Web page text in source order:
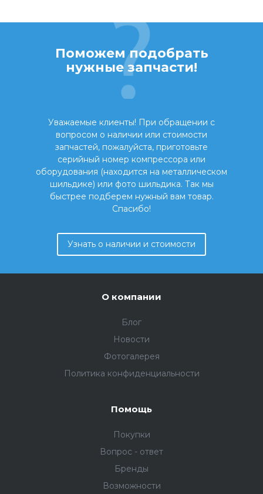
Поможем подобрать
нужные запчасти!
Уважаемые клиенты! При обращении с
вопросом о наличии или стоимости
запчастей, пожалуйста, приготовьте
серийный номер компрессора или
оборудования (находится на металлическом
шильдике) или фото шильдика. Так мы
быстрее подберем нужный вам товар.
Спасибо!
Узнать о наличии и стоимости
О компании
Блог
Новости
Фотогалерея
Политика конфиденциальности
Помощь
Покупки
Вопрос - ответ
Бренды
Возможности